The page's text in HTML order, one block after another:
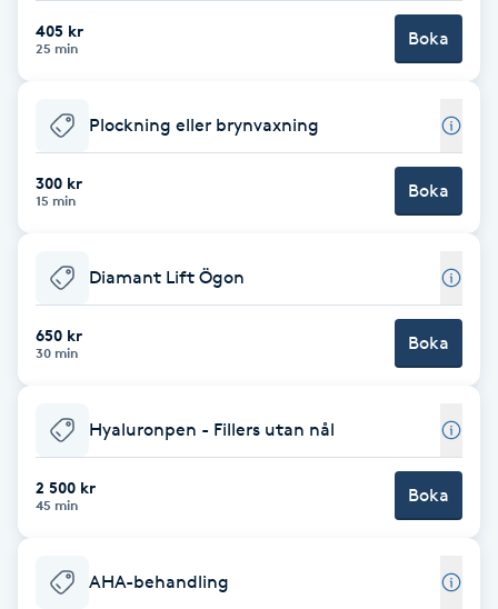
Gruppträning
Gua Sha-massage
Hatha Yoga
Headspa
Healing
Herrklippning
Hollywood Peel
Hot Stone Massage
405 kr
25 min Boka
Plockning eller brynvaxning
300 kr
15 min Boka
Diamant Lift Ögon
650 kr
30 min Boka
Hyaluronpen - Fillers utan nål
2 500 kr
45 min Boka
AHA-behandling